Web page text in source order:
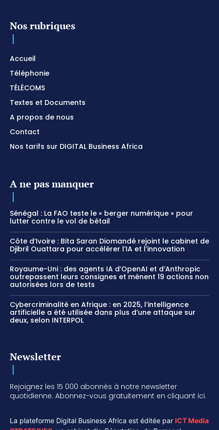
Nos rubriques
Accueil
Téléphonie
TÉLÉCOMS
Textes et Documents
A propos de nous
Contact
Nos tarifs sur DIGITAL Business Africa
A ne pas manquer
Sénégal : La FAO teste le « berger numérique » pour
lutter contre le vol de bétail
Côte d’Ivoire : Bita Saran Diomandé rejoint le cabinet de
Djibril Ouattara pour accélérer l’IA et l’innovation
Royaume-Uni : des agents IA d’OpenAI et d’Anthropic
outrepassent leurs consignes et mènent 19 actions non
autorisées lors de tests
Cybercriminalité en Afrique : en 2025, l’intelligence
artificielle a été utilisée dans plus d’une attaque sur
deux, selon INTERPOL
Newsletter
Rejoignez les 15 000 abonnés à notre newsletter
quotidienne. Abonnez-vous gratuitement en cliquant ici.
La plateforme Digital Business Africa est éditée par ICT Media